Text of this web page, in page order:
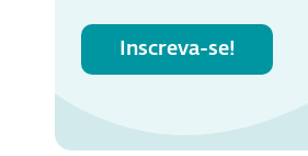
Inscreva-se!